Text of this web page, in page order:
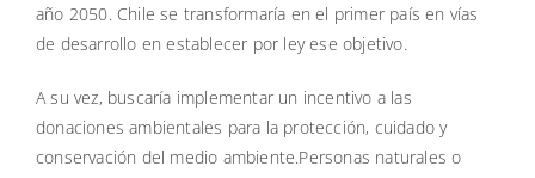
año 2050. Chile se transformaría en el primer país en vías
de desarrollo en establecer por ley ese objetivo.
A su vez, buscaría implementar un incentivo a las
donaciones ambientales para la protección, cuidado y
conservación del medio ambiente.Personas naturales o